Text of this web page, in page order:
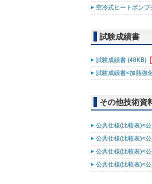
空冷式ヒートポン
試験成績書
試験成績書 (48KB)
試験成績書<加熱強
その他技術資
公共仕様(比較表)<
公共仕様(比較表)<
公共仕様(比較表)<
公共仕様(比較表)<